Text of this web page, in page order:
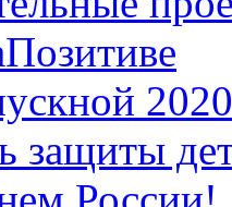
защиты